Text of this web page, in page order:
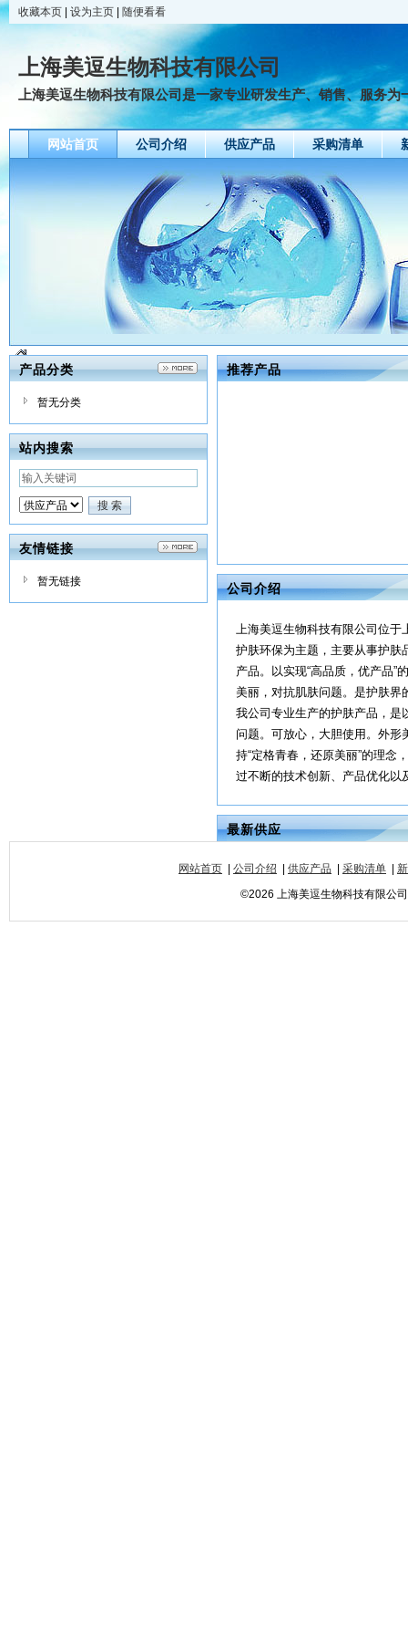
收藏本页 设为主页 随便看看
上海美逗生物科技有限公司
上海美逗生物科技有限公司是一家专业研发生产、销售、服务
网站首页 公司介绍 供应产品 采购清单
产品分类
暂无分类
站内搜索
友情链接
暂无链接
推荐产品
公司介绍
上海美逗生物科技有限公司位于
护肤环保为主题，主要从事护肤
产品。以实现“高品质，优产品”
美丽，对抗肌肤问题。是护肤界
我公司专业生产的护肤产品，是
问题。可放心，大胆使用。外
持“定格青春，还原美丽”的理念
过不断的技术创新、产品优化以
最新供应
网站首页 公司介绍 供应产品 采购清单
©2026 上海美逗生物科技有限公